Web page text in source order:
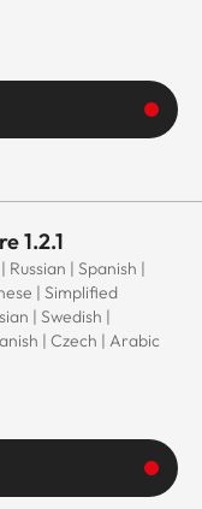
1.2.1
| Spanish |
| Simplified
| Swedish |
| Czech | Arabic